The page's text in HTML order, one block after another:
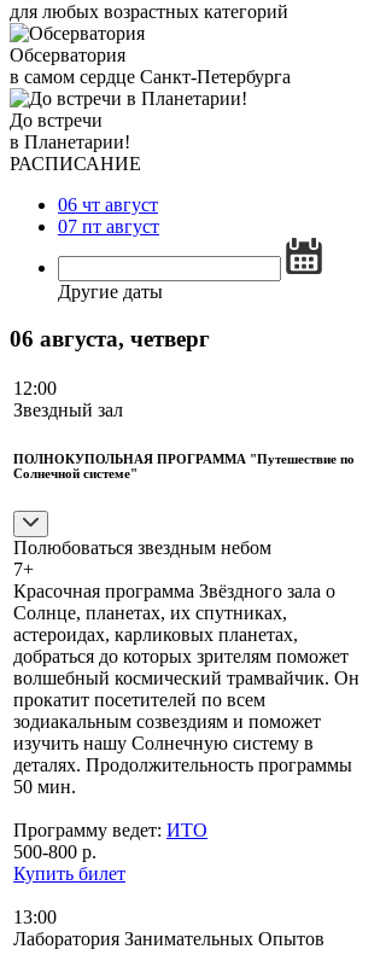
для любых возрастных категорий
Обсерватория
в самом сердце Санкт-Петербурга
До встречи
в Планетарии!
РАСПИСАНИЕ
06 чт август
07 пт август
Другие даты
06 августа, четверг
12:00
Звездный зал
ПОЛНОКУПОЛЬНАЯ ПРОГРАММА "Путешествие по
Солнечной системе"
Полюбоваться звездным небом
7+
Красочная программа Звёздного зала о
Солнце, планетах, их спутниках,
астероидах, карликовых планетах,
добраться до которых зрителям поможет
волшебный космический трамвайчик. Он
прокатит посетителей по всем
зодиакальным созвездиям и поможет
изучить нашу Солнечную систему в
деталях. Продолжительность программы
50 мин.
Программу ведет: ИТО
500-800 р.
Купить билет
13:00
Лаборатория Занимательных Опытов